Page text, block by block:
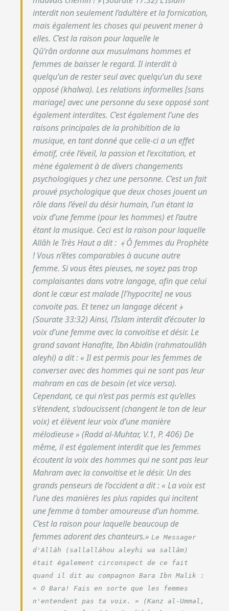
interdit non seulement l’adultère et la fornication,
mais également les choses qui peuvent mener à
elles. C’est la raison pour laquelle le
Qû’rân ordonne aux musulmans hommes et
femmes de baisser le regard. Il interdit à
quelqu’un de rester seul avec quelqu’un du sexe
opposé (khalwa). Les relations informelles [sans
mariage] avec une personne du sexe opposé sont
également interdites. C’est également l’une des
raisons principales de la prohibition de la
musique, en tant donné que celle-ci a un effet
émotif, crée l’éveil, la passion et l’excitation, et
mène également à de divers changements
psychologiques y chez une personne. C’est un fait
prouvé psychologique que deux choses jouent un
rôle dans l’éveil du désir humain, l’un étant la
voix d’une femme (pour les hommes) et l’autre
étant la musique. Ceci est la raison pour laquelle
Allâh le Très Haut a dit : ﴾ Ô femmes du Prophète
! Vous n’êtes comparables à aucune autre
femme. Si vous êtes pieuses, ne soyez pas trop
complaisantes dans votre langage, afin que celui
dont le cœur est malade [l’hypocrite] ne vous
convoite pas. Et tenez un langage décent ﴿
(Sourate 33:32)Ainsi, l’Islam interdit d’écouter la
voix d’une femme avec la convoitise et désir. Le
grand savant Hanafite, Ibn Abidin (rahmatoullâh
aleyhi) a dit : « Il est permis pour les femmes de
converser avec des hommes qui ne sont pas leur
mahram en cas de besoin (et vice versa).
Cependant, ce qui n’est pas permis est qu’elles
s’étendent, s’adoucissent (changent le ton de leur
voix) et élèvent leur voix d’une manière
mélodieuse » (Radd al-Muhtar, V.1, P. 406) De
même, il est également interdit que les femmes
écoutent la voix des hommes qui ne sont pas leur
Mahram avec la convoitise et le désir. Un des
grands penseurs de l’occident a dit : «La voix est
l’une des manières les plus rapides qui incitent
une femme à tomber amoureuse d’un homme.
C’est la raison pour laquelle beaucoup de
femmes adorent des chanteurs.» Le Messager
d'Allâh (sallallâhou aleyhi wa sallâm)
était également circonspect de ce fait
quand il dit au compagnon Bara Ibn Malik :
« O Bara! Fais en sorte que les femmes
n'entendent pas ta voix.
» (Kanz al-Ummal,